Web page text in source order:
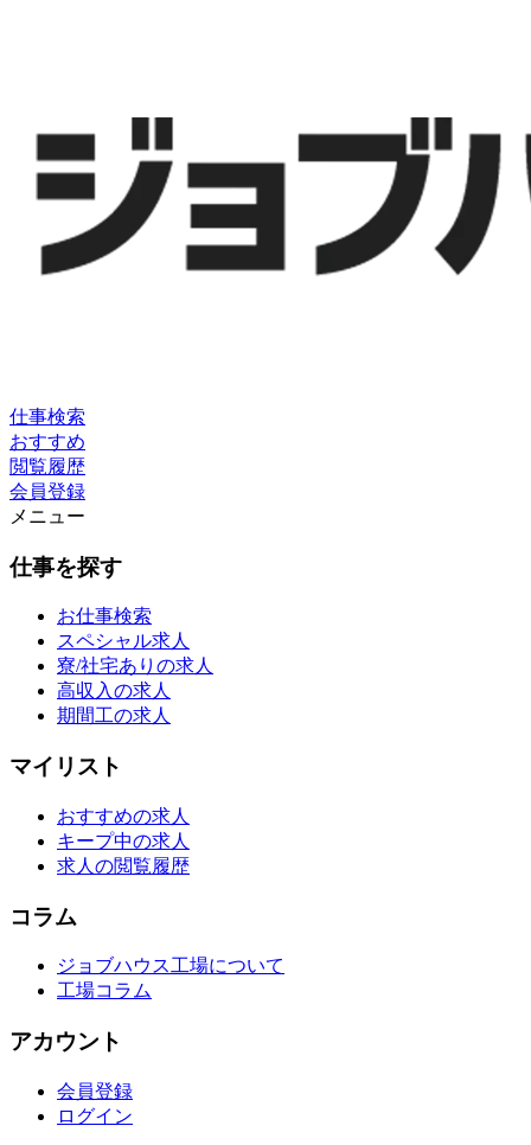
仕事検索
おすすめ
閲覧履歴
会員登録
メニュー
仕事を探す
お仕事検索
スペシャル求人
寮/社宅ありの求人
高収入の求人
期間工の求人
マイリスト
おすすめの求人
キープ中の求人
求人の閲覧履歴
コラム
ジョブハウス工場について
工場コラム
アカウント
会員登録
ログイン